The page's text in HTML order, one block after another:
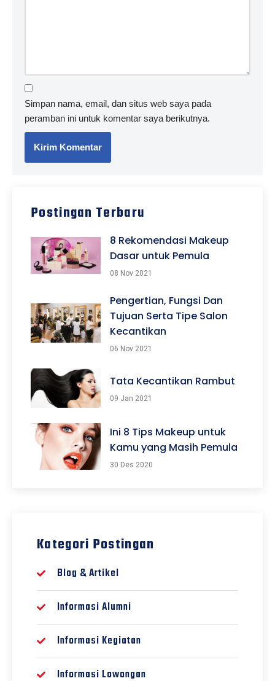
Simpan nama, email, dan situs web saya pada
peramban ini untuk komentar saya berikutnya.
Postingan Terbaru
8 Rekomendasi Makeup
Dasar untuk Pemula
08 Nov 2021
Pengertian, Fungsi Dan
Tujuan Serta Tipe Salon
Kecantikan
06 Nov 2021
Tata Kecantikan Rambut
09 Jan 2021
Ini 8 Tips Makeup untuk
Kamu yang Masih Pemula
30 Des 2020
Kategori Postingan
Blog & Artikel
Informasi Alumni
Informasi Kegiatan
Informasi Lowongan